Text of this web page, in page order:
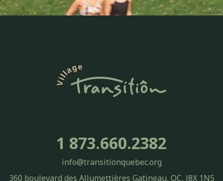
1 873.660.2382
info@transitionquebec.org
360 boulevard des Allumettières Gatineau, QC, J8X 1N5